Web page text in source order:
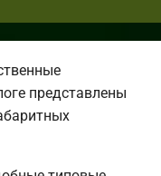
представлены